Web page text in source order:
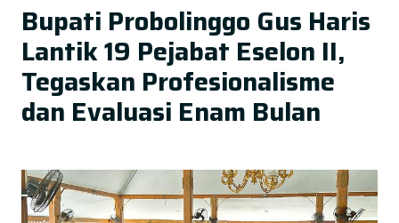
Bupati Probolinggo Gus Haris
Lantik 19 Pejabat Eselon II,
Tegaskan Profesionalisme
dan Evaluasi Enam Bulan